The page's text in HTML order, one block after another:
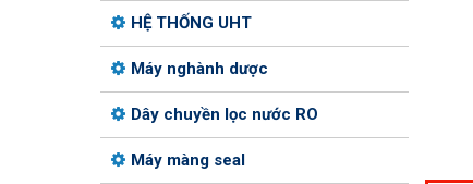
HỆ THỐNG UHT
Máy nghành dược
Dây chuyền lọc nước RO
Máy màng seal